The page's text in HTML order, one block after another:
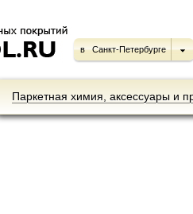
в Санкт-Петербурге
Паркетная химия, аксессуары и